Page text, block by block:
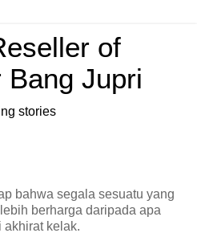
of
Bang Jupri
stories
bahwa segala sesuatu yang
berharga daripada apa
akhirat kelak.